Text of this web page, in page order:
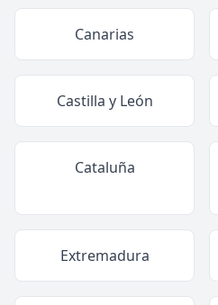
Canarias
Castilla y León
Cataluña
Extremadura